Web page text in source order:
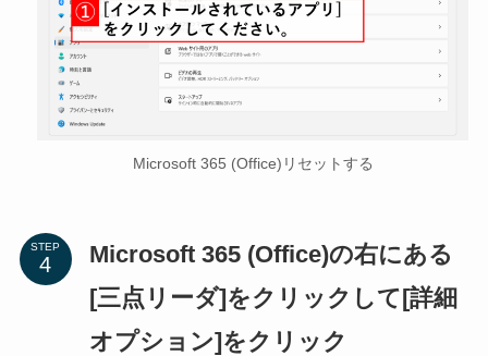
Microsoft 365 (Office)リセットする
STEP
Microsoft 365 (Office)の右にある
[三点リーダ]をクリックして[詳細
オプション]をクリック